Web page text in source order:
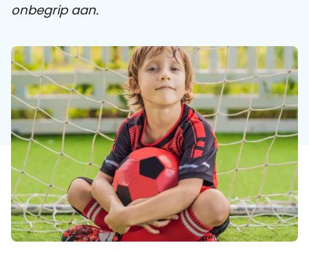
onbegrip aan.